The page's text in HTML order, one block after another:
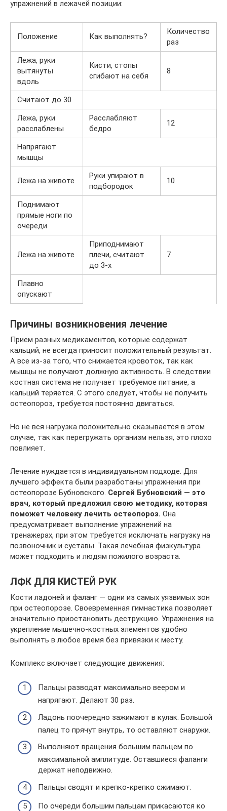
упражнений в лежачей позиции:
Положение Как выполнять?
Количество
раз
Лежа, руки
вытянуты
вдоль
Кисти, стопы
сгибают на себя
8
Считают до 30
Лежа, руки
расслаблены
Расслабляют
бедро
12
Напрягают
мышцы
Лежа на животе
Руки упирают в
подбородок
10
Поднимают
прямые ноги по
очереди
Лежа на животе
Приподнимают
плечи, считают
до 3-х
7
Плавно
опускают
Причины возникновения лечение
Прием разных медикаментов, которые содержат
кальций, не всегда приносит положительный результат.
А все из-за того, что снижается кровоток, так как
мышцы не получают должную активность. В следствии
костная система не получает требуемое питание, а
кальций теряется. С этого следует, чтобы не получить
остеопороз, требуется постоянно двигаться.
Но не вся нагрузка положительно сказывается в этом
случае, так как перегружать организм нельзя, это плохо
повлияет.
Лечение нуждается в индивидуальном подходе. Для
лучшего эффекта были разработаны упражнения при
остеопорозе Бубновского. Сергей Бубновский — это
врач, который предложил свою методику, которая
поможет человеку лечить остеопороз. Она
предусматривает выполнение упражнений на
тренажерах, при этом требуется исключать нагрузку на
позвоночник и суставы. Такая лечебная физкультура
может подходить и людям пожилого возраста.
ЛФК ДЛЯ КИСТЕЙ РУК
Кости ладоней и фаланг — одни из самых уязвимых зон
при остеопорозе. Своевременная гимнастика позволяет
значительно приостановить деструкцию. Упражнения на
укрепление мышечно-костных элементов удобно
выполнять в любое время без привязки к месту.
Комплекс включает следующие движения:
Пальцы разводят максимально веером и
напрягают. Делают 30 раз.
Ладонь поочередно зажимают в кулак. Большой
палец то прячут внутрь, то оставляют снаружи.
Выполняют вращения большим пальцем по
максимальной амплитуде. Оставшиеся фаланги
держат неподвижно.
Пальцы сводят и крепко-крепко сжимают.
По очереди большим пальцам прикасаются ко